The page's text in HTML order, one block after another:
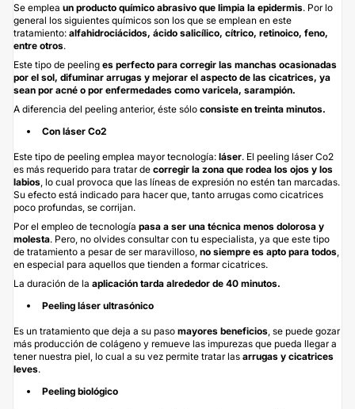
Se emplea un producto químico abrasivo que limpia la epidermis. Por lo
general los siguientes químicos son los que se emplean en este
tratamiento: alfahidrociácidos, ácido salicílico, cítrico, retinoico, feno,
entre otros.
Este tipo de peeling es perfecto para corregir las manchas ocasionadas
por el sol, difuminar arrugas y mejorar el aspecto de las cicatrices, ya
sean por acné o por enfermedades como varicela, sarampión.
A diferencia del peeling anterior, éste sólo consiste en treinta minutos.
Con láser Co2
Este tipo de peeling emplea mayor tecnología: láser. El peeling láser Co2
es más requerido para tratar de corregir la zona que rodea los ojos y los
labios , lo cual provoca que las líneas de expresión no estén tan marcadas.
Su efecto está indicado para hacer que, tanto arrugas como cicatrices
poco profundas, se corrijan.
Por el empleo de tecnología pasa a ser una técnica menos dolorosa y
molesta. Pero, no olvides consultar con tu especialista, ya que este tipo
de tratamiento a pesar de ser maravilloso, no siempre es apto para todos
en especial para aquellos que tienden a formar cicatrices.
La duración de la aplicación tarda alrededor de 40 minutos.
Peeling láser ultrasónico
Es un tratamiento que deja a su paso mayores beneficios , se puede gozar
más producción de colágeno y remueve las impurezas que pueda llegar a
tener nuestra piel, lo cual a su vez permite tratar las arrugas y cicatrices
leves.
Peeling biológico